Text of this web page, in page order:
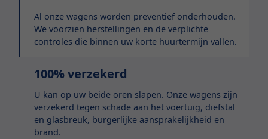
Al onze wagens worden preventief onderhouden.
We voorzien herstellingen en de verplichte
controles die binnen uw korte huurtermijn vallen.
100% verzekerd
U kan op uw beide oren slapen. Onze wagens zijn
verzekerd tegen schade aan het voertuig, diefstal
en glasbreuk, burgerlijke aansprakelijkheid en
brand.